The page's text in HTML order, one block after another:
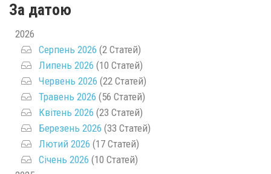
За датою
2026
Серпень 2026 (2 Статей)
Липень 2026 (10 Статей)
Червень 2026 (22 Статей)
Травень 2026 (56 Статей)
Квітень 2026 (23 Статей)
Березень 2026 (33 Статей)
Лютий 2026 (17 Статей)
Січень 2026 (10 Статей)